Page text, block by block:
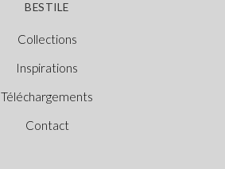
BESTILE
Collections
Inspirations
Téléchargements
Contact